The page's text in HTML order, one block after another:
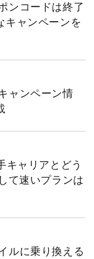
ンコードは終了
キャンペーンを
ャンペーン情
キャリアとどう
て速いプランは
ルに乗り換える